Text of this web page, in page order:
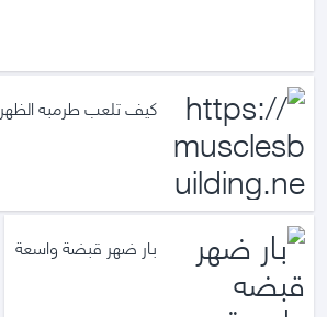
كيف تلعب طرمبه الظهر T-Bar Rows
بار ضهر قبضة واسعة